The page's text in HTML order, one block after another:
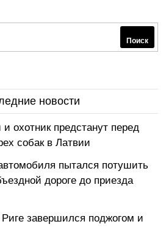
Поиск
новости
охотник предстанут перед
собак в Латвии
пытался потушить
дороге до приезда
завершился поджогом и